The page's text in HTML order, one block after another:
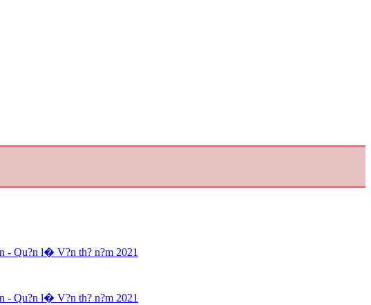
Qu?n l� V?n th? n?m 2021
Qu?n l� V?n th? n?m 2021